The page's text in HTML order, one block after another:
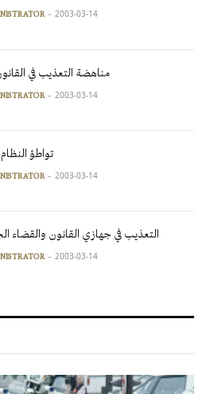
2003-03-14
مناهضة التعذيب في
2003-03-14
تواطؤ
2003-03-14
التعذيب في جهازي القانون والقضاء
2003-03-14